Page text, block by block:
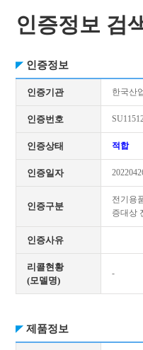
인증정보 검
인증정보
인증기관 한국산
인증번호
인증상태 적합
인증일자
인증구분
전기용
증대상
인증사유
리콜현황
(모델명)
-
제품정보